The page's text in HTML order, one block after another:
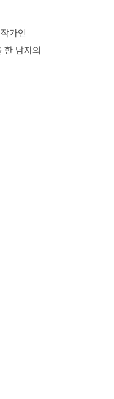
가인
한 남자의